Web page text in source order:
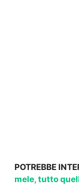
POTREBBE
mele, tutto